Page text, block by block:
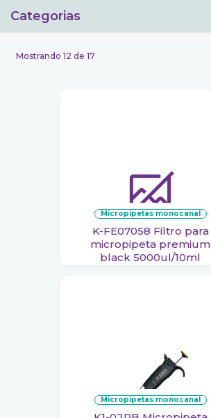
Categorias
Mostrando 12 de 17
micropipetas monocanal
K-FE07058 Filtro para
micropipeta premium
black 5000ul/10ml
micropipetas monocanal